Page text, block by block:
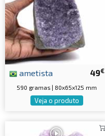
49€
ametista
590 gramas | 80x65x125 mm
Veja o produto